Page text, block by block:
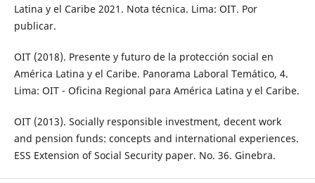
Latina y el Caribe 2021. Nota técnica. Lima: OIT. Por
publicar.
OIT (2018). Presente y futuro de la protección social en
América Latina y el Caribe. Panorama Laboral Temático, 4.
Lima: OIT - Oficina Regional para América Latina y el Caribe.
OIT (2013). Socially responsible investment, decent work
and pension funds: concepts and international experiences.
ESS Extension of Social Security paper. No. 36. Ginebra.